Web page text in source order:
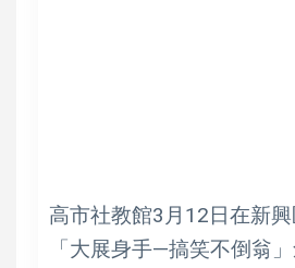
高市社教館3月12日在新
「大展身手—搞笑不倒翁